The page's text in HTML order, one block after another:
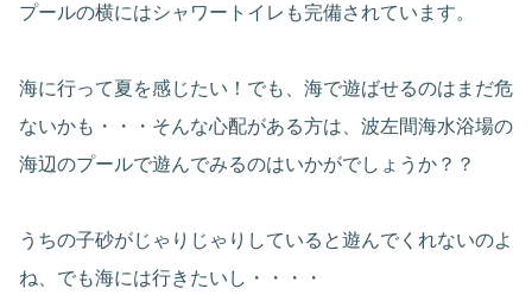
プールの横にはシャワートイレも完備されています。
海に行って夏を感じたい！でも、海で遊ばせるのはまだ危
ないかも・・・そんな心配がある方は、波左間海水浴場の
海辺のプールで遊んでみるのはいかがでしょうか？？
うちの子砂がじゃりじゃりしていると遊んでくれないのよ
ね、でも海には行きたいし・・・・